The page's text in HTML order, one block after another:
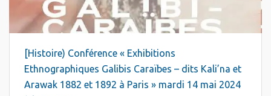
[Histoire) Conférence « Exhibitions
Ethnographiques Galibis Caraïbes – dits Kali’na et
Arawak 1882 et 1892 à Paris » mardi 14 mai 2024